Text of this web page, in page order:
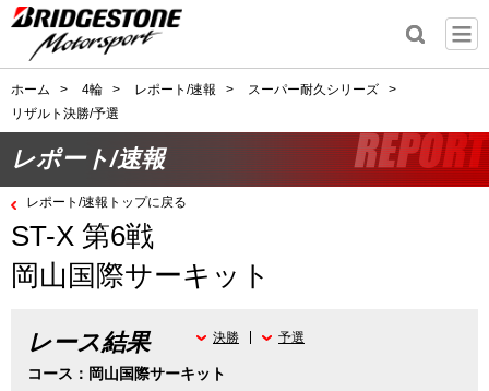
ホーム > 4輪 > レポート/速報 > スーパー耐久シリーズ
>
リザルト決勝/予選
レポート/速報
レポート/速報トップに戻る
ST-X 第6戦
岡山国際サーキット
レース結果
コース：岡山国際サーキット
決勝 予選